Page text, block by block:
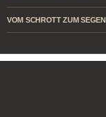
VOM SCHROTT ZUM SEGEN